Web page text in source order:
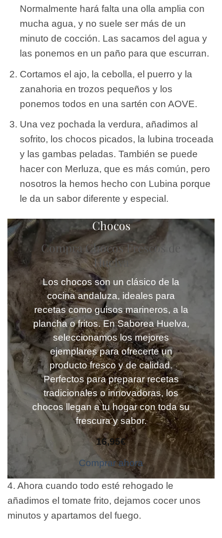
Normalmente hará falta una olla amplia con
mucha agua, y no suele ser más de un
minuto de cocción. Las sacamos del agua y
las ponemos en un paño para que escurran.
Cortamos el ajo, la cebolla, el puerro y la
zanahoria en trozos pequeños y los
ponemos todos en una sartén con AOVE.
Una vez pochada la verdura, añadimos al
sofrito, los chocos picados, la lubina troceada
y las gambas peladas. También se puede
hacer con Merluza, que es más común, pero
nosotros la hemos hecho con Lubina porque
le da un sabor diferente y especial.
Chocos
Compra Chocos Frescos de
Huelva
Los chocos son un clásico de la
cocina andaluza, ideales para
recetas como guisos marineros, a la
plancha o fritos. En Saborea Huelva,
seleccionamos los mejores
ejemplares para ofrecerte un
producto fresco y de calidad.
Perfectos para preparar recetas
tradicionales o innovadoras, los
chocos llegan a tu hogar con toda su
frescura y sabor.
16,95€
Comprar ahora
4. Ahora cuando todo esté rehogado le
añadimos el tomate frito, dejamos cocer unos
minutos y apartamos del fuego.